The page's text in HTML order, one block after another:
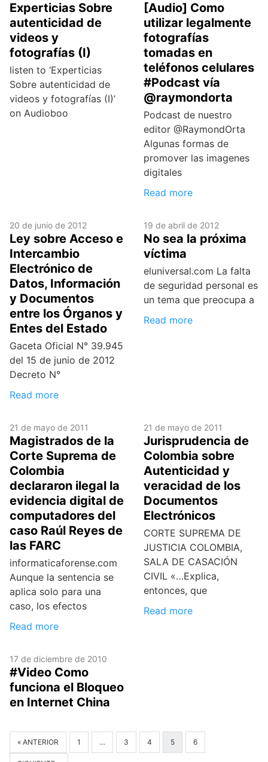
Experticias Sobre
autenticidad de
videos y
fotografías (I)
listen to ‘Experticias
Sobre autenticidad de
videos y fotografías (I)’
on Audioboo
[Audio] Como
utilizar legalmente
fotografías
tomadas en
teléfonos celulares
#Podcast vía
@raymondorta
Podcast de nuestro
editor @RaymondOrta
Algunas formas de
promover las imagenes
digitales
Read more
20 de junio de 2012
Ley sobre Acceso e
Intercambio
Electrónico de
Datos, Información
y Documentos
entre los Órganos y
Entes del Estado
Gaceta Oficial N° 39.945
del 15 de junio de 2012
Decreto N°
Read more
19 de abril de 2012
No sea la próxima
víctima
eluniversal.com La falta
de seguridad personal es
un tema que preocupa a
Read more
21 de mayo de 2011
Magistrados de la
Corte Suprema de
Colombia
declararon ilegal la
evidencia digital de
computadores del
caso Raúl Reyes de
las FARC
informaticaforense.com
Aunque la sentencia se
aplica solo para una
caso, los efectos
Read more
21 de mayo de 2011
Jurisprudencia de
Colombia sobre
Autenticidad y
veracidad de los
Documentos
Electrónicos
CORTE SUPREMA DE
JUSTICIA COLOMBIA,
SALA DE CASACIÓN
CIVIL «…Explica,
entonces, que
Read more
17 de diciembre de 2010
#Video Como
funciona el Bloqueo
en Internet China
« ANTERIOR 1 … 3 4 5 6